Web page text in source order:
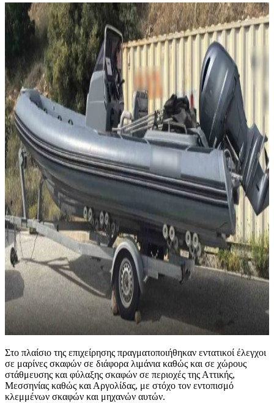
Στο πλαίσιο της επιχείρησης πραγματοποιήθηκαν εντατικοί έλεγχοι
σε μαρίνες σκαφών σε διάφορα λιμάνια καθώς και σε χώρους
στάθμευσης και φύλαξης σκαφών σε περιοχές της Αττικής,
Μεσσηνίας καθώς και Αργολίδας, με στόχο τον εντοπισμό
κλεμμένων σκαφών και μηχανών αυτών.